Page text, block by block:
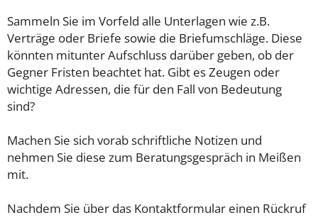
Sammeln Sie im Vorfeld alle Unterlagen wie z.B.
Verträge oder Briefe sowie die Briefumschläge. Diese
könnten mitunter Aufschluss darüber geben, ob der
Gegner Fristen beachtet hat. Gibt es Zeugen oder
wichtige Adressen, die für den Fall von Bedeutung
sind?
Machen Sie sich vorab schriftliche Notizen und
nehmen Sie diese zum Beratungsgespräch in Meißen
mit.
Nachdem Sie über das Kontaktformular einen Rückruf